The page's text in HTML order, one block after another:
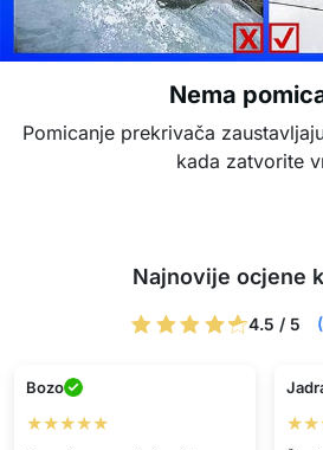
Nema
Pomicanje prekrivača
kada zatvorite
Najnovije ocjene
4.5 / 5
Bozo
★★★★★